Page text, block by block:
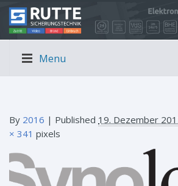
Menu
By 2016 | Published 19. Dezember
× 341 pixels